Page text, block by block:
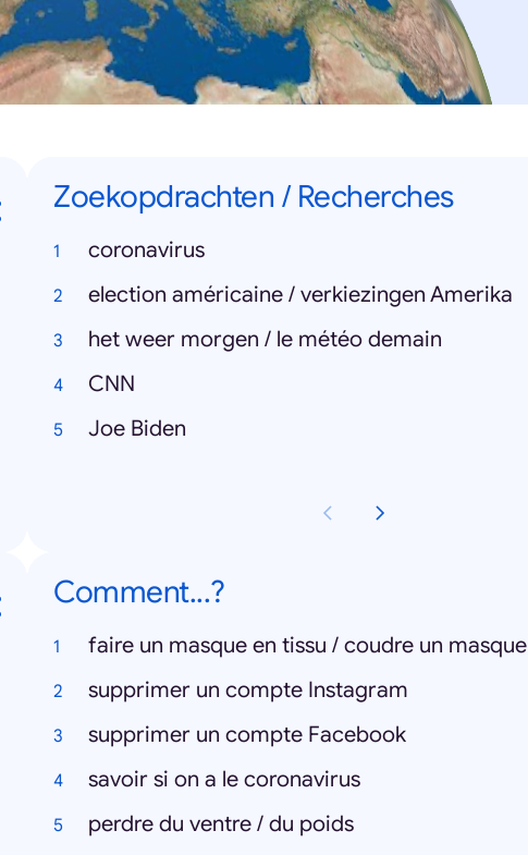
Zoekopdrachten / Recherches
coronavirus
election américaine / verkiezingen Amerika
het weer morgen / le météo demain
CNN
Joe Biden
Comment...?
faire un masque en tissu / coudre un masque
supprimer un compte Instagram
supprimer un compte Facebook
savoir si on a le coronavirus
perdre du ventre / du poids